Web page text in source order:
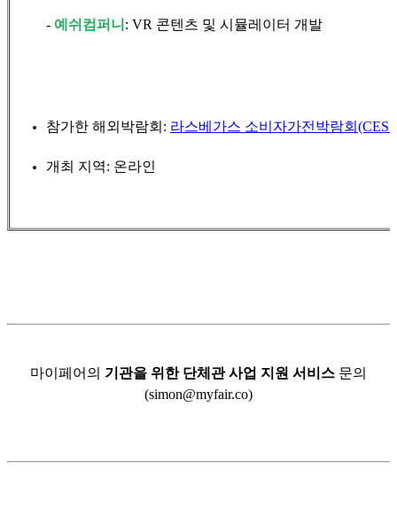
- 예쉬컴퍼니 : VR 콘텐츠 및 시뮬레이터 개발
참가한 해외박람회: 라스베가스 소비자가전박람회(CES
개최 지역: 온라인
마이페어의 기관을 위한 단체관 사업 지원 서비스 문의
(simon@myfair.co)